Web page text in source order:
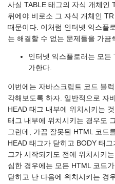
사실 TABLE 태그의 자식 개체인
뒤에야 비로소 그 자식 개체인
때문이다. 이처럼 인터넷 익스플
는 해결할 수 없는 문제들을 가끔
인터넷 익스플로러는 모든
가한다.
이번에는 자바스크립트 코드 블
각해보도록 하자. 일반적으로 자
HEAD 태그 내부에 위치시키는
태그 내부에 위치시키는 경우도
그런데, 가끔 잘못된 HTML 코드
HEAD 태그가 닫히고 BODY 태
그가 시작되기도 전에 위치시키
심한 경우에는 모든 HTML 코드
닫히고 난 다음에 위치시키는 경